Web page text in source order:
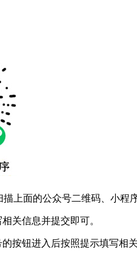
上面的公众号二维码、小程序
关信息并提交即可。
按钮进入后按照提示填写相